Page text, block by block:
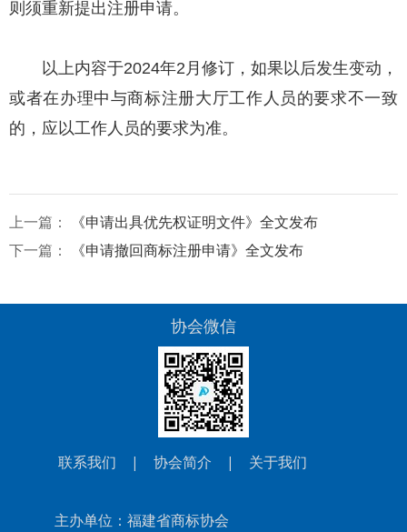
则须重新提出注册申请。
以上内容于2024年2月修订，如果以后发生变动，
或者在办理中与商标注册大厅工作人员的要求不一致
的，应以工作人员的要求为准。
上一篇：
《申请出具优先权证明文件》全文发布
下一篇：
《申请撤回商标注册申请》全文发布
协会微信
联系我们 | 协会简介 | 关于我们
主办单位：福建省商标协会